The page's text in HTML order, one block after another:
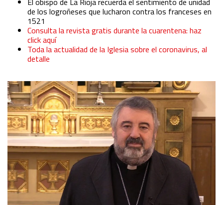
de los logroñeses que lucharon contra los franceses en
1521
Consulta la revista gratis durante la cuarentena: haz
click aquí
Toda la actualidad de la Iglesia sobre el coronavirus, al
detalle
Identify devices based on information actively requested
Non-IAB processing purposes:
Essential
Functional
Advertising